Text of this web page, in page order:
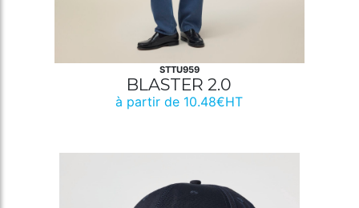
STTU959
BLASTER 2.0
à partir de 10.48€HT